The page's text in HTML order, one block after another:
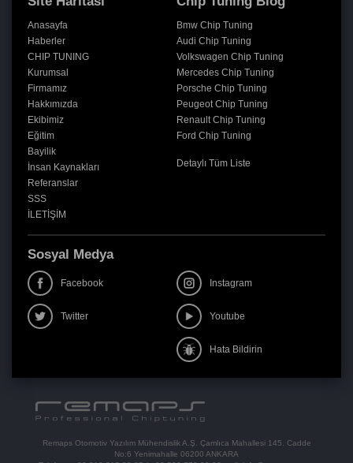
Anasayfa
Haberler
CHIP TUNING
Kurumsal
Firmamız
Hakkımızda
Ekibimiz
Eğitim
Bayilik
İnsan Kaynakları
Referanslar
SSS
İLETİŞİM
Bmw Chip Tuning
Audi Chip Tuning
Volkswagen Chip Tuning
Mercedes Chip Tuning
Porsche Chip Tuning
Peugeot Chip Tuning
Renault Chip Tuning
Ford Chip Tuning
Detaylı Tüm Liste
Sosyal Medya
Facebook Instagram
Twitter Youtube
Hata Bildirin
Remaps Otomotiv Yazılım Mühendislik A.Ş. Çamlıca Mahallesi 145. Cadde
No:6 Yenimahalle 06200 ANKARA